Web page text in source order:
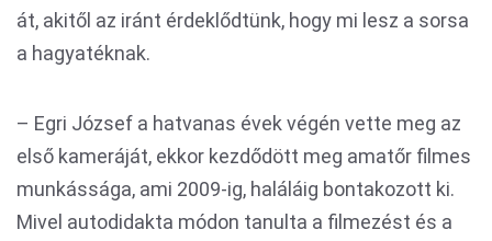
át, akitől az iránt érdeklődtünk, hogy mi lesz a sorsa
a hagyatéknak.
– Egri József a hatvanas évek végén vette meg az
első kameráját, ekkor kezdődött meg amatőr filmes
munkássága, ami 2009-ig, haláláig bontakozott ki.
Mivel autodidakta módon tanulta a filmezést és a